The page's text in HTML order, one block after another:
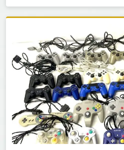
がつくことがあります。
最新モデルや、プロゲーマー
買取価格が高くなる傾向にあ
新しいゲーミングモニターや
登場すると、旧モデルの価格
す。
ゲーム周辺機器は、ゲーム
させる重要なアイテムで、コ